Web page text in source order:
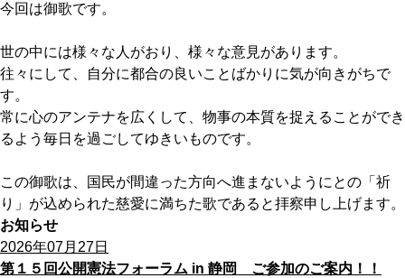
今回は御歌です。
世の中には様々な人がおり、様々な意見があります。
往々にして、自分に都合の良いことばかりに気が向きがちで
す。
常に心のアンテナを広くして、物事の本質を捉えることができ
るよう毎日を過ごしてゆきいものです。
この御歌は、国民が間違った方向へ進まないようにとの「祈
り」が込められた慈愛に満ちた歌であると拝察申し上げます。
お知らせ
2026年07月27日
第１５回公開憲法フォーラム in 静岡 ご参加のご案内！！